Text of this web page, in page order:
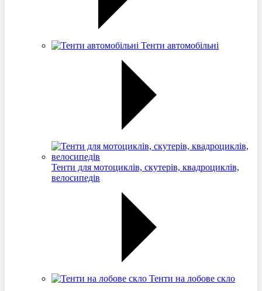
Тенти автомобільні
Тенти для мотоциклів, скутерів, квадроциклів,
велосипедів
Тенти на лобове скло